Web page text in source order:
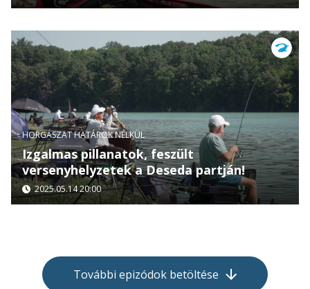
HORGÁSZAT HATÁROK NÉLKÜL
Izgalmas pillanatok, feszült
versenyhelyzetek a Deseda partján!
2025.05.14 20:00
További epizódok betöltése